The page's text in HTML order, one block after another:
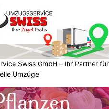
Swiss GmbH – Ihr Partner für
Umzüge